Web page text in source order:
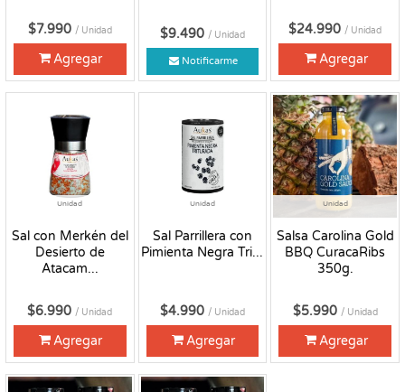
$7.990 / Unidad
Agregar
$9.490 / Unidad
Notificarme
$24.990 / Unidad
Agregar
Unidad
Sal con Merkén del
Desierto de
Atacam...
$6.990 / Unidad
Agregar
Unidad
Sal Parrillera con
Pimienta Negra Tri...
$4.990 / Unidad
Agregar
Unidad
Salsa Carolina Gold
BBQ CuracaRibs
350g.
$5.990 / Unidad
Agregar